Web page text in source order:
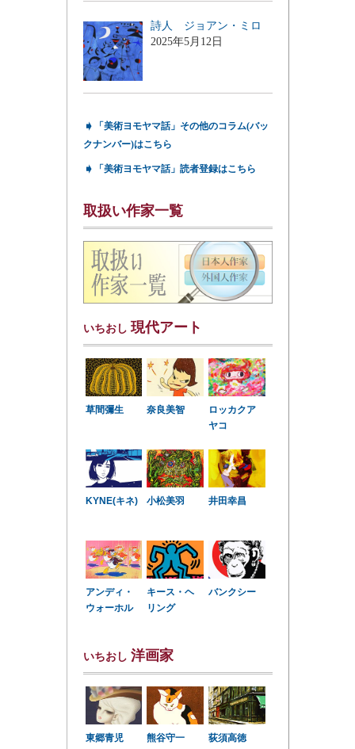
詩人 ジョアン・ミロ
2025年5月12日
➧
「美術ヨモヤマ話」その他のコラム(バッ
クナンバー)はこちら
➧ 「美術ヨモヤマ話」読者登録はこちら
取扱い作家一覧
いちおし 現代アート
草間彌生 奈良美智
ロッカクア
ヤコ
KYNE(キネ) 小松美羽 井田幸昌
アンディ・
ウォーホル
キース・ヘ
リング
バンクシー
いちおし 洋画家
東郷青児 熊谷守一 荻須高徳